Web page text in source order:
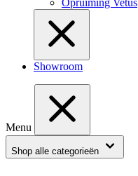
Opruiming Vetus
Showroom
Menu
Shop alle categorieën